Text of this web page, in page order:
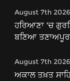
August 7th 2026
ਹਰਿਆਣਾ 'ਚ
ਬਣਿਆ
August 7th 2026
ਅਕਾਲ ਤਖ਼ਤ